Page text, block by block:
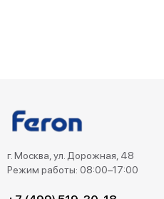
г. Москва, ул. Дорожная, 48
Режим работы: 08:00–17:00